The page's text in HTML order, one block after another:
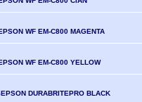
WF EM-C800 MAGENTA
WF EM-C800 YELLOW
DURABRITEPRO BLACK